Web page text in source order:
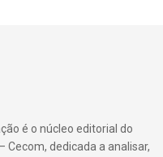
é o núcleo editorial do
Cecom, dedicada a analisar,